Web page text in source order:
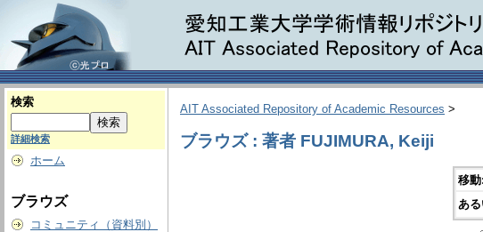
検索
詳細検索
ホーム
ブラウズ
コミュニティ（資料別）
AIT Associated Repository of Academic Resources >
ブラウズ : 著者 FUJIMURA, Keiji
移動:
あ